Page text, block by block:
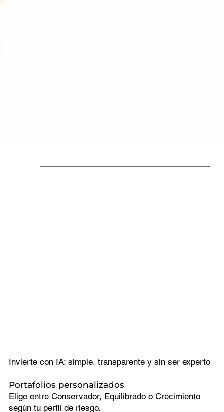
Invierte con IA: simple, transparente y sin ser experto
Portafolios personalizados
Elige entre Conservador, Equilibrado o Crecimiento
según tu perfil de riesgo.